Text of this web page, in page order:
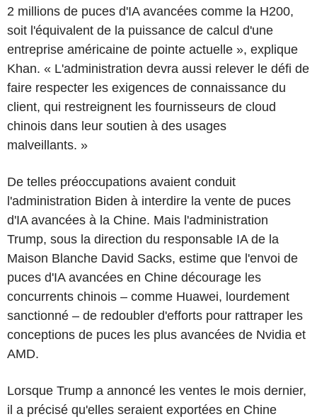
2 millions de puces d'IA avancées comme la H200,
soit l'équivalent de la puissance de calcul d'une
entreprise américaine de pointe actuelle », explique
Khan. « L'administration devra aussi relever le défi de
faire respecter les exigences de connaissance du
client, qui restreignent les fournisseurs de cloud
chinois dans leur soutien à des usages
malveillants. »
De telles préoccupations avaient conduit
l'administration Biden à interdire la vente de puces
d'IA avancées à la Chine. Mais l'administration
Trump, sous la direction du responsable IA de la
Maison Blanche David Sacks, estime que l'envoi de
puces d'IA avancées en Chine décourage les
concurrents chinois – comme Huawei, lourdement
sanctionné – de redoubler d'efforts pour rattraper les
conceptions de puces les plus avancées de Nvidia et
AMD.
Lorsque Trump a annoncé les ventes le mois dernier,
il a précisé qu'elles seraient exportées en Chine